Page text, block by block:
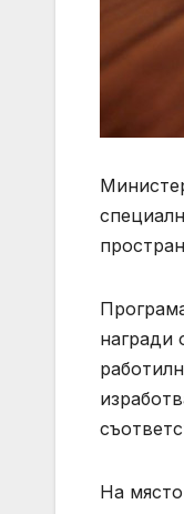
награди
На